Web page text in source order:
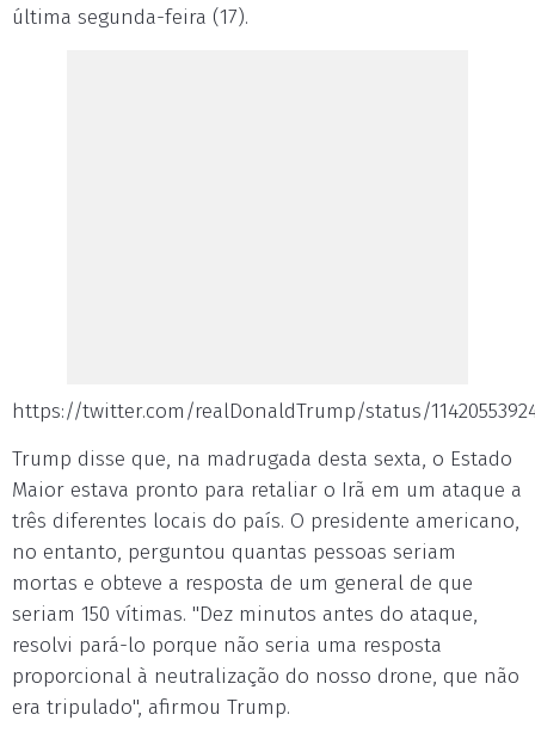
última segunda-feira (17).
https://twitter.com/realDonaldTrump/status/
Trump disse que, na madrugada desta sexta, o Estado
Maior estava pronto para retaliar o Irã em um ataque a
três diferentes locais do país. O presidente americano,
no entanto, perguntou quantas pessoas seriam
mortas e obteve a resposta de um general de que
seriam 150 vítimas. "Dez minutos antes do ataque,
resolvi pará-lo porque não seria uma resposta
proporcional à neutralização do nosso drone, que não
era tripulado", afirmou Trump.